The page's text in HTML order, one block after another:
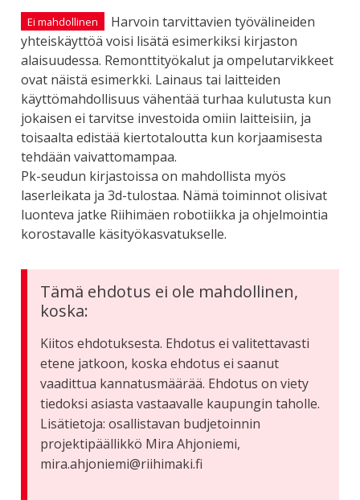
Ei mahdollinen
Harvoin tarvittavien työvälineiden
yhteiskäyttöä voisi lisätä esimerkiksi kirjaston
alaisuudessa. Remonttityökalut ja ompelutarvikkeet
ovat näistä esimerkki. Lainaus tai laitteiden
käyttömahdollisuus vähentää turhaa kulutusta kun
jokaisen ei tarvitse investoida omiin laitteisiin, ja
toisaalta edistää kiertotaloutta kun korjaamisesta
tehdään vaivattomampaa.
Pk-seudun kirjastoissa on mahdollista myös
laserleikata ja 3d-tulostaa. Nämä toiminnot olisivat
luonteva jatke Riihimäen robotiikka ja ohjelmointia
korostavalle käsityökasvatukselle.
Tämä ehdotus ei ole mahdollinen,
koska:
Kiitos ehdotuksesta. Ehdotus ei valitettavasti
etene jatkoon, koska ehdotus ei saanut
vaadittua kannatusmäärää. Ehdotus on viety
tiedoksi asiasta vastaavalle kaupungin taholle.
Lisätietoja: osallistavan budjetoinnin
projektipäällikkö Mira Ahjoniemi,
mira.ahjoniemi@riihimaki.fi